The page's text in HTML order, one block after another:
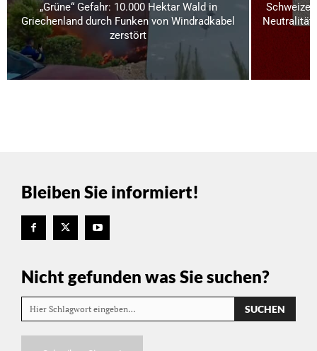
„Grüne“ Gefahr: 10.000 Hektar Wald in
Griechenland durch Funken von Windradkabel
zerstört
Neutralität
Bleiben Sie informiert!
Nicht gefunden was Sie suchen?
Hier Schlagwort eingeben… SUCHEN